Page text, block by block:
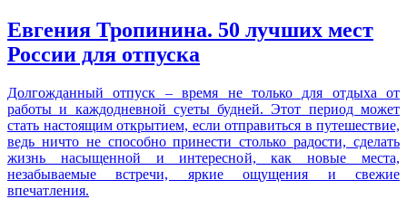
Евгения Тропинина. 50 лучших мест
России для отпуска
Долгожданный отпуск – время не только для отдыха от
работы и каждодневной суеты будней. Этот период может
стать настоящим открытием, если отправиться в путешествие,
ведь ничто не способно принести столько радости, сделать
жизнь насыщенной и интересной, как новые места,
незабываемые встречи, яркие ощущения и свежие
впечатления.